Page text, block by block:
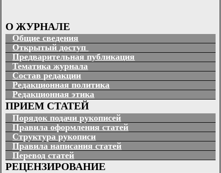
О ЖУРНАЛЕ
Общие сведения
Открытый доступ
Предварительная публикация
Тематика журнала
Состав редакции
Редакционная политика
Редакционная этика
ПРИЕМ СТАТЕЙ
Порядок подачи рукописей
Правила оформления статей
Структура рукописи
Правила написания статей
Перевод статей
РЕЦЕНЗИРОВАНИЕ